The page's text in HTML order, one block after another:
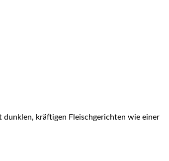
dunklen, kräftigen Fleischgerichten wie einer